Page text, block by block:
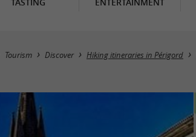
Tourism Discover Hiking itineraries in Périgord